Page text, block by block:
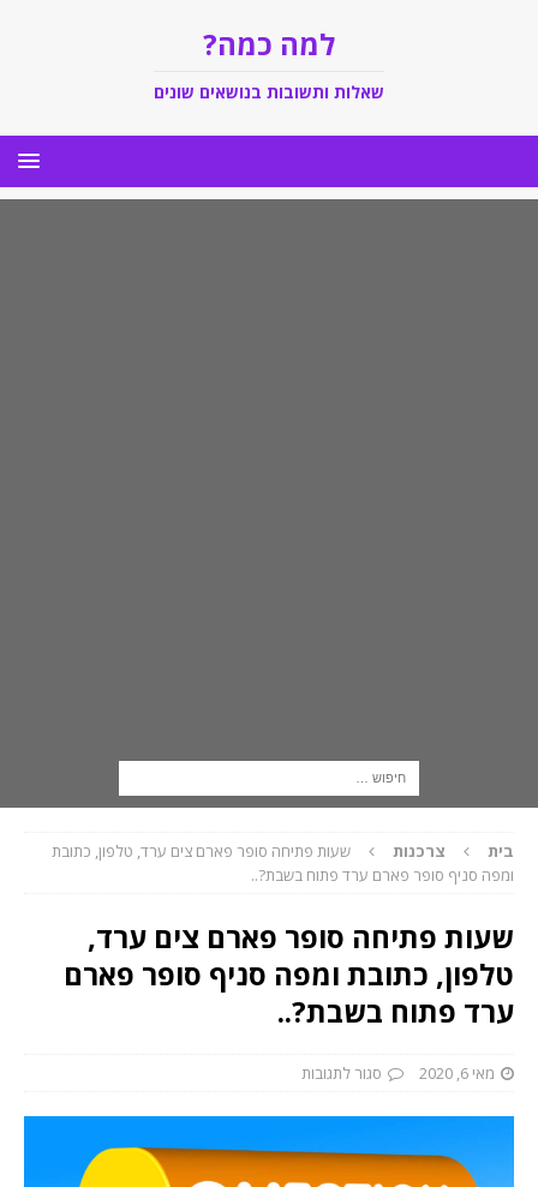
למה כמה?
שאלות ותשובות בנושאים שונים
בית צרכנות
שעות פתיחה סופר פארם צים ערד, טלפון, כתובת
ומפה סניף סופר פארם ערד פתוח בשבת?..
שעות פתיחה סופר פארם צים ערד,
טלפון, כתובת ומפה סניף סופר פארם
ערד פתוח בשבת?..
מאי 6, 2020 סגור לתגובות